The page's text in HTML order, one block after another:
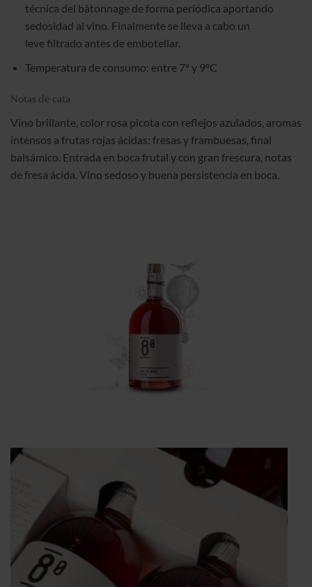
técnica del bâtonnage de forma periódica aportando
sedosidad al vino. Finalmente se lleva a cabo un
leve filtrado antes de embotellar.
Temperatura de consumo: entre 7º y 9ºC
Notas de cata
Vino brillante, color rosa picota con reflejos azulados, aromas
intensos a frutas rojas ácidas: fresas y frambuesas, final
balsámico. Entrada en boca frutal y con gran frescura, notas
de fresa ácida. Vino sedoso y buena persistencia en boca.